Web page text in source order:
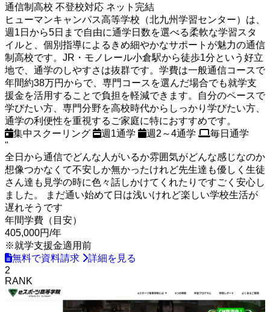
通信制高校 不登校対応 ネット完結
ヒューマンキャンパス高等学校（北九州学習センター）は、
週1日から5日まで自由に通学日数を選べる柔軟な学習スタ
イルと、個別指導によるきめ細やかなサポートが魅力の通信
制高校です。JR・モノレール小倉駅から徒歩1分という好立
地で、通学のしやすさは抜群です。学費は一般通信コースで
年間約38万円からで、専門コースを選んだ場合でも就学支
援金を活用することで負担を軽減できます。自分のペースで
学びたい方、専門分野を高校時代からしっかり学びたい方、
通学の利便性を重視するご家庭に特におすすめです。
集中スクーリング
週1通学 週2～4通学
毎日通学
"
全日から通信でどんな人がいるか雰囲気がどんな感じなのか
想像つかなくて不安しか無かったけれど先生達も優しく生徒
さん達も見学の時に色々話しかけてくれたりですごく安心し
ました。 まだ通い始めて日は浅いけれど楽しい学校生活が
遅れそうです
年間学費（目安）
405,000円/年
※就学支援金適用前
無料で資料請求
詳細を見る
2
RANK